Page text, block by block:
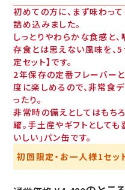
初めての方に、まず味わっ
詰め込みました。
しっとりやわらかな食感と
存食とは思えない風味を、
定セット】です。
2年保存の定番フレーバー
度に楽しめるので、非常食
ったり。
非常時の備えとしてはもち
躍。手土産やギフトとして
いしい」パン缶です。
初回限定・お一人様1セッ